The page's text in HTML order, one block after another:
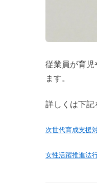
従業員が育児
ます。
詳しくは下記
次世代育成支援
女性活躍推進法